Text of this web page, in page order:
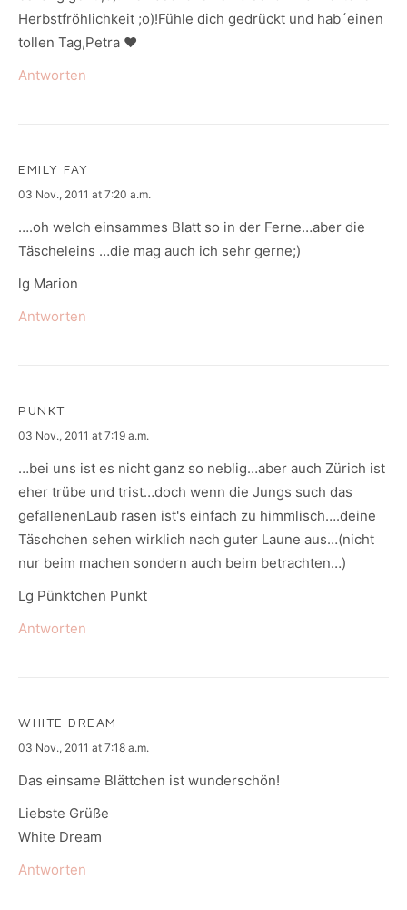
Herbstfröhlichkeit ;o)!Fühle dich gedrückt und hab´einen
tollen Tag,Petra ♥
Antworten
EMILY FAY
says:
03 Nov., 2011 at 7:20 a.m.
….oh welch einsammes Blatt so in der Ferne…aber die
Täscheleins …die mag auch ich sehr gerne;)
lg Marion
Antworten
PUNKT
says:
03 Nov., 2011 at 7:19 a.m.
…bei uns ist es nicht ganz so neblig…aber auch Zürich ist
eher trübe und trist…doch wenn die Jungs such das
gefallenenLaub rasen ist's einfach zu himmlisch….deine
Täschchen sehen wirklich nach guter Laune aus…(nicht
nur beim machen sondern auch beim betrachten…)
Lg Pünktchen Punkt
Antworten
WHITE DREAM
says:
03 Nov., 2011 at 7:18 a.m.
Das einsame Blättchen ist wunderschön!
Liebste Grüße
White Dream
Antworten